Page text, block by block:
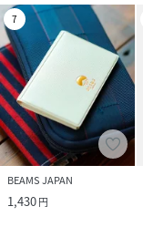
7
BEAMS JAPAN
1,430円